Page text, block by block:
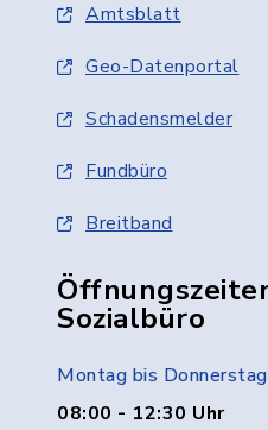
Amtsblatt
Geo-Datenportal
Schadensmelder
Fundbüro
Breitband
Sozialbüro
Montag bis Donnerstag
08:00 - 12:30 Uhr